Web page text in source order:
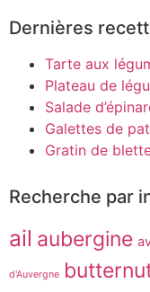
Dernières
Tarte aux
Plateau de
Salade
Galettes de
Gratin de
Recherche par
ail aubergine
d'Auvergne